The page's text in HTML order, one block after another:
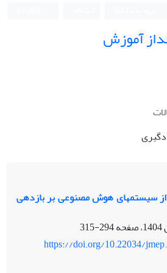
آموزش
از سیستمهای هوش مصنوعی بر بازدهی
294-315
https://doi.org/10.22034/